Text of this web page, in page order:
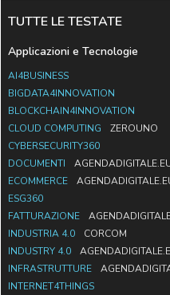
TUTTE LE TESTATE
Applicazioni e Tecnologie
AI4BUSINESS
BIGDATA4INNOVATION
BLOCKCHAIN4INNOVATION
CLOUD COMPUTING
ZEROUNO
CYBERSECURITY360
DOCUMENTI
ECOMMERCE
ESG360
FATTURAZIONE
INDUSTRIA 4.0
CORCOM
INDUSTRY 4.0
INFRASTRUTTURE
INTERNET4THINGS